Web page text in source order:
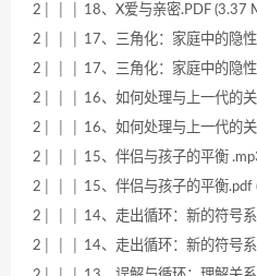
2│ │ │ 18、X爱与亲密.PDF (3.37
2│ │ │ 17、三角化：家庭中的隐
2│ │ │ 17、三角化：家庭中的隐
2│ │ │ 16、如何处理与上一代的
2│ │ │ 16、如何处理与上一代的关
2│ │ │ 15、伴侣与孩子的平衡
2│ │ │ 15、伴侣与孩子的平衡.pdf
2│ │ │ 14、走出循环：新的符号
2│ │ │ 14、走出循环：新的符号